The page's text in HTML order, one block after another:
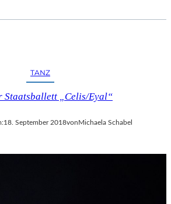
TANZ
Staatsballett „Celis/Eyal“
18. September 2018vonMichaela Schabel